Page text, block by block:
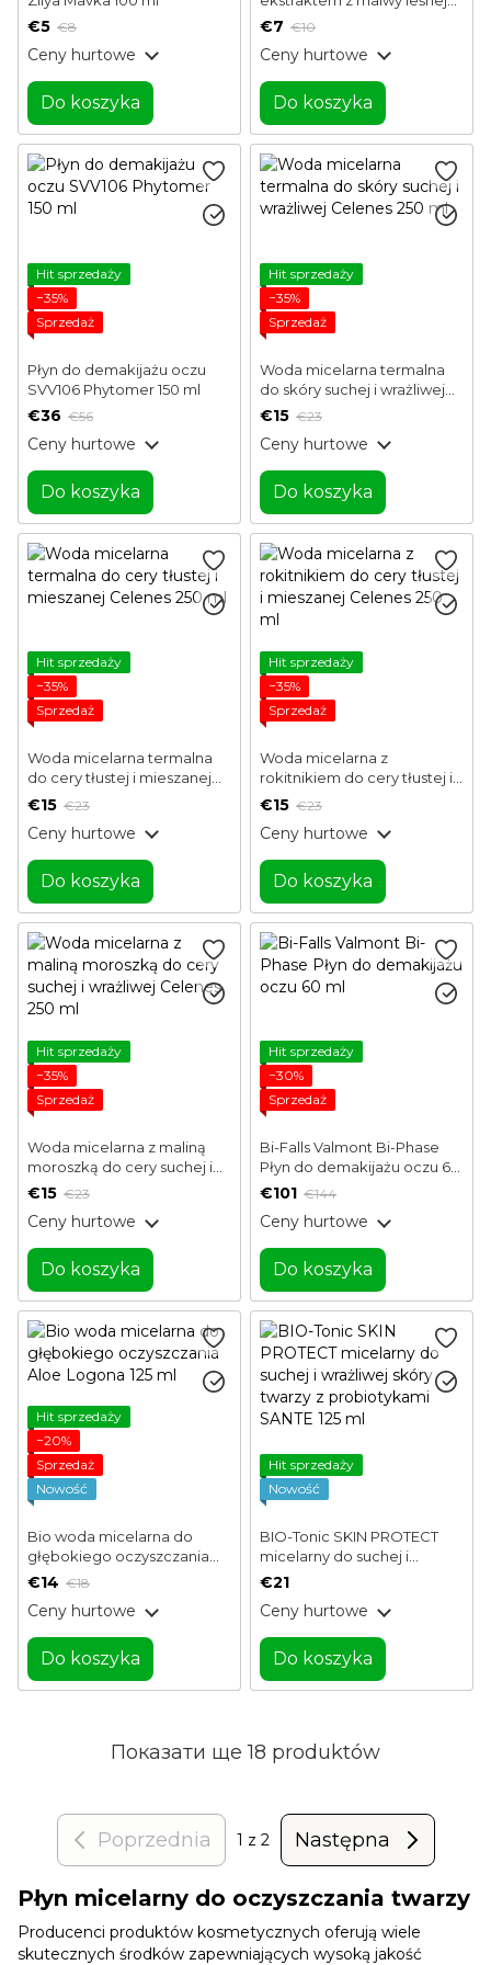
€5 €8
Ceny hurtowe
Do koszyka
Zillya Mavka 100 ml
€7 €10
Ceny hurtowe
Do koszyka
Hit sprzedaży
−35%
Sprzedaż
Płyn do demakijażu oczu
SVV106 Phytomer 150 ml
€36 €56
Ceny hurtowe
Do koszyka
Hit sprzedaży
−35%
Sprzedaż
Woda micelarna termalna
do skóry suchej i wrażliwej
Celenes 250 ml
€15 €23
Ceny hurtowe
Do koszyka
Hit sprzedaży
−35%
Sprzedaż
Woda micelarna termalna
do cery tłustej i mieszanej
Celenes 250 ml
€15 €23
Ceny hurtowe
Do koszyka
Hit sprzedaży
−35%
Sprzedaż
Woda micelarna z
rokitnikiem do cery tłustej i
mieszanej Celenes 250 ml
€15 €23
Ceny hurtowe
Do koszyka
Hit sprzedaży
−35%
Sprzedaż
Woda micelarna z maliną
moroszką do cery suchej i
wrażliwej Celenes 250 ml
€15 €23
Ceny hurtowe
Do koszyka
Hit sprzedaży
−30%
Sprzedaż
Bi-Falls Valmont Bi-Phase
Płyn do demakijażu oczu 60
ml
€101 €144
Ceny hurtowe
Do koszyka
Hit sprzedaży
−20%
Sprzedaż
Nowość
Bio woda micelarna do
głębokiego oczyszczania
Aloe Logona 125 ml
€14 €18
Ceny hurtowe
Do koszyka
Hit sprzedaży
Nowość
BIO-Tonic SKIN PROTECT
micelarny do suchej i
wrażliwej skóry twarzy z
€21
Ceny hurtowe
Do koszyka
Показати ще 18 produktów
Poprzednia 1 z 2 Następna
Płyn micelarny do oczyszczania twarzy
Producenci produktów kosmetycznych oferują wiele
skutecznych środków zapewniających wysoką jakość